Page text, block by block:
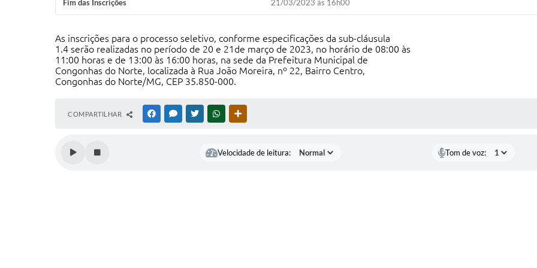
Fim das Inscrições 21/03/2023 às 16h00
As inscrições para o processo seletivo, conforme especificações da sub-cláusula
1.4 serão realizadas no período de 20 e 21de março de 2023, no horário de 08:00 às
11:00 horas e de 13:00 às 16:00 horas, na sede da Prefeitura Municipal de
Congonhas do Norte, localizada à Rua João Moreira, nº 22, Bairro Centro,
Congonhas do Norte/MG, CEP 35.850-000.
COMPARTILHAR FACEBOOKMESSENGER
TWITTERWHATSAPP
Velocidade de leitura: Tom de voz: